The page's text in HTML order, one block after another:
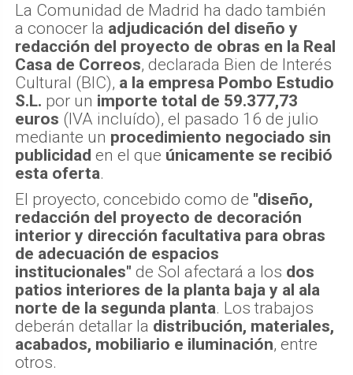
La Comunidad de Madrid ha dado también
a conocer la adjudicación del diseño y
redacción del proyecto de obras en la Real
Casa de Correos, declarada Bien de Interés
Cultural (BIC), a la empresa Pombo Estudio
S.L. por un importe total de 59.377,73
euros (IVA incluído), el pasado 16 de julio
mediante un procedimiento negociado sin
publicidad en el que únicamente se recibió
esta oferta.
El proyecto, concebido como de "diseño,
redacción del proyecto de decoración
interior y dirección facultativa para obras
de adecuación de espacios
institucionales" de Sol afectará a los dos
patios interiores de la planta baja y al ala
norte de la segunda planta. Los trabajos
deberán detallar la distribución, materiales,
acabados, mobiliario e iluminación, entre
otros.